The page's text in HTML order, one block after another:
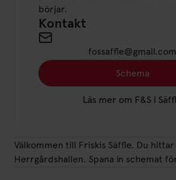
börjar.
Kontakt
fossaffle@gmail.com
Schema
Läs mer om F&S i
Välkommen till Friskis Säffle. Du hittar
Herrgårdshallen. Spana in schemat